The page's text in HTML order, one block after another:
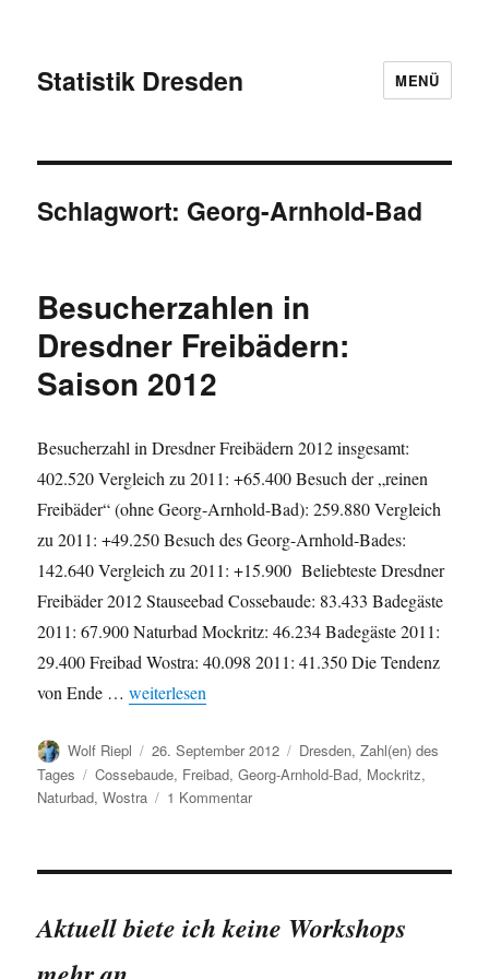
Statistik Dresden MENÜ
Schlagwort: Georg-Arnhold-Bad
Besucherzahlen in
Dresdner Freibädern:
Saison 2012
Besucherzahl in Dresdner Freibädern 2012 insgesamt:
402.520 Vergleich zu 2011: +65.400 Besuch der „reinen
Freibäder“ (ohne Georg-Arnhold-Bad): 259.880 Vergleich
zu 2011: +49.250 Besuch des Georg-Arnhold-Bades:
142.640 Vergleich zu 2011: +15.900 Beliebteste Dresdner
Freibäder 2012 Stauseebad Cossebaude: 83.433 Badegäste
2011: 67.900 Naturbad Mockritz: 46.234 Badegäste 2011:
29.400 Freibad Wostra: 40.098 2011: 41.350 Die Tendenz
von Ende …„Besucherzahlen in Dresdner Freibädern: Saison
weiterlesen
Autor
Wolf Riepl
Veröffentlicht
am
26. September 2012 Kategorien
Dresden,Zahl(en) des
Tages
Schlagwörter
Cossebaude, Freibad,Georg-Arnhold-Bad, Mockritz,
Naturbad,Wostra 1 Kommentarzu
Dresdner
2012
Aktuell biete ich keine Workshops